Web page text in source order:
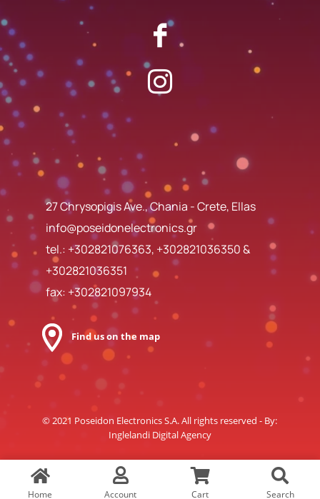
27 Chrysopigis Ave., Chania - Crete, Ellas
info@poseidonelectronics.gr
tel.: +302821076363, +302821036350&
+302821036351
fax: +302821097934
Find us on the map
© 2021 Poseidon Electronics S.A. All rights reserved - By:
Inglelandi Digital Agency
Home Account Cart Search